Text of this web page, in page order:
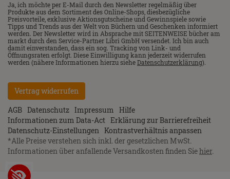
Ja, ich möchte per E-Mail durch den Newsletter regelmäßig über
Produkte aus dem Sortiment des Online-Shops, diesbezügliche
Preisvorteile, exklusive Aktionsgutscheine und Gewinnspiele sowie
Tipps und Trends aus der Welt von Büchern und Geschenken informiert
werden. Der Newsletter wird in Absprache mit SEITENWEISE bücher am
markt durch den Service-Partner Libri GmbH versendet. Ich bin auch
damit einverstanden, dass ein sog. Tracking von Link- und
Öffnungsraten erfolgt. Diese Einwilligung kann jederzeit widerrufen
werden (nähere Informationen hierzu siehe Datenschutzerklärung).
Vertrag widerrufen
AGB Datenschutz Impressum
Hilfe
Informationen zum Data-Act Erklärung zur Barrierefreiheit
Datenschutz-Einstellungen Kontrastverhältnis anpassen
*Alle Preise verstehen sich inkl. der gesetzlichen MwSt.
Informationen über anfallende Versandkosten finden Siehier.